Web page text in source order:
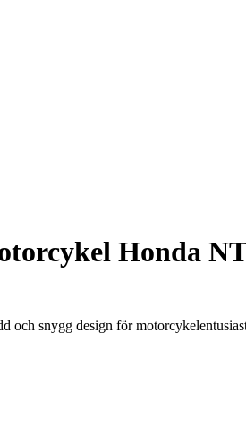
Honda NT
och snygg design för